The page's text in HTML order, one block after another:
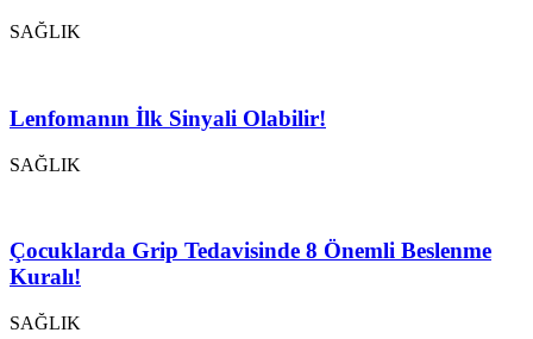
SAĞLIK
Lenfomanın İlk Sinyali Olabilir!
SAĞLIK
Çocuklarda Grip Tedavisinde 8 Önemli Beslenme
Kuralı!
SAĞLIK